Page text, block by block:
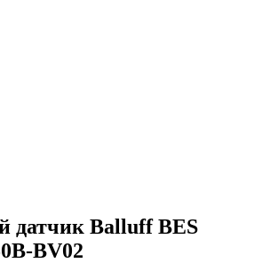
датчик Balluff BES
BV02